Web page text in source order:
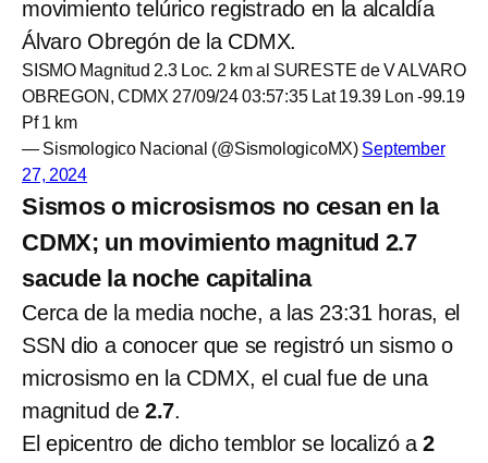
movimiento telúrico registrado en la alcaldía
Álvaro Obregón de la CDMX.
SISMO Magnitud 2.3 Loc. 2 km al SURESTE de V ALVARO
OBREGON, CDMX 27/09/24 03:57:35 Lat 19.39 Lon -99.19
Pf 1 km
— Sismologico Nacional (@SismologicoMX) September
27, 2024
Sismos o microsismos no cesan en la
CDMX; un movimiento magnitud 2.7
sacude la noche capitalina
Cerca de la media noche, a las 23:31 horas, el
SSN dio a conocer que se registró un sismo o
microsismo en la CDMX, el cual fue de una
magnitud de 2.7.
El epicentro de dicho temblor se localizó a 2